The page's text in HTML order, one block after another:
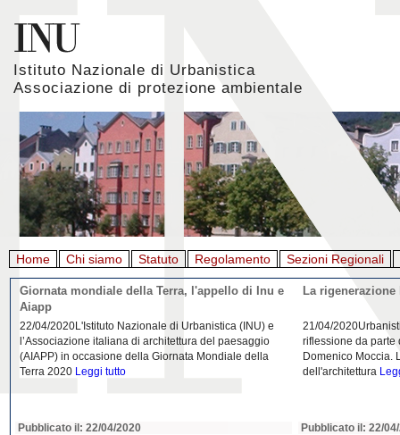
Istituto Nazionale di Urbanistica
Associazione di protezione ambientale
Home Chi siamo Statuto Regolamento Sezioni Regionali
Giornata mondiale della Terra, l'appello di Inu e
Aiapp
22/04/2020L'Istituto Nazionale di Urbanistica (INU) e
l’Associazione italiana di architettura del paesaggio
(AIAPP) in occasione della Giornata Mondiale della
Terra 2020 Leggi tutto
Pubblicato il: 22/04/2020
La
21/04/
riflessione da parte
Domenico Moccia.
dell'architettura
Pubblicato il: 22/